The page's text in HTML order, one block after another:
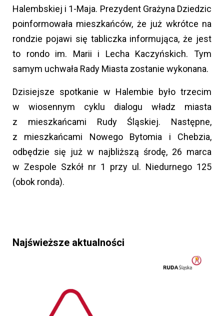
Halembskiej i 1-Maja. Prezydent Grażyna Dziedzic
poinformowała mieszkańców, że już wkrótce na
rondzie pojawi się tabliczka informująca, że jest
to rondo im. Marii i Lecha Kaczyńskich. Tym
samym uchwała Rady Miasta zostanie wykonana.
Dzisiejsze spotkanie w Halembie było trzecim
w wiosennym cyklu dialogu władz miasta
z mieszkańcami Rudy Śląskiej. Następne,
z mieszkańcami Nowego Bytomia i Chebzia,
odbędzie się już w najbliższą środę, 26 marca
w Zespole Szkół nr 1 przy ul. Niedurnego 125
(obok ronda).
Najświeższe aktualności